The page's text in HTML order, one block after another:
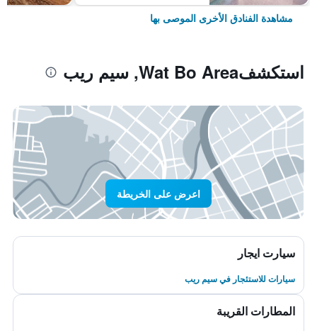
مشاهدة الفنادق الأخرى الموصى بها
استكشفWat Bo Area, سيم ريب
اعرض على الخريطة
سيارت ايجار
سيارات للاستئجار في سيم ريب
المطارات القريبة